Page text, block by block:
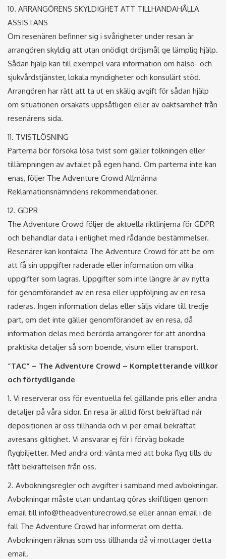
10. ARRANGÖRENS SKYLDIGHET ATT TILLHANDAHÅLLA
ASSISTANS
Om resenären befinner sig i svårigheter under resan är
arrangören skyldig att utan onödigt dröjsmål ge lämplig hjälp.
Sådan hjälp kan till exempel vara information om hälso- och
sjukvårdstjänster, lokala myndigheter och konsulärt stöd.
Arrangören har rätt att ta ut en skälig avgift för sådan hjälp
om situationen orsakats uppsåtligen eller av oaktsamhet från
resenärens sida.
11. TVISTLÖSNING
Parterna bör försöka lösa tvist som gäller tolkningen eller
tillämpningen av avtalet på egen hand. Om parterna inte kan
enas, följer The Adventure Crowd Allmänna
Reklamationsnämndens rekommendationer.
12. GDPR
The Adventure Crowd följer de aktuella riktlinjerna för GDPR
och behandlar data i enlighet med rådande bestämmelser.
Resenärer kan kontakta The Adventure Crowd för att be om
att få sin uppgifter raderade eller information om vilka
uppgifter som lagras. Uppgifter som inte längre är av nytta
för genomförandet av en resa eller uppföljning av en resa
raderas. Ingen information delas eller säljs vidare till tredje
part, om det inte gäller genomförandet av en resa, då
information delas med berörda arrangörer för att anordna
praktiska detaljer så som boende, visum eller transport.
”TAC” – The Adventure Crowd – Kompletterande villkor
och förtydligande
1. Vi reserverar oss för eventuella fel gällande pris eller andra
detaljer på våra sidor. En resa är alltid först bekräftad när
depositionen är oss tillhanda och vi per email bekräftat
avresans giltighet. Vi ansvarar ej för i förväg bokade
flygbiljetter. Med andra ord: vänta med att boka flyg tills du
fått bekräftelsen från oss.
2. Avbokningsregler och avgifter i samband med avbokningar.
Avbokningar måste utan undantag göras skriftligen genom
email till info@theadventurecrowd.se eller annan email i de
fall The Adventure Crowd har informerat om detta.
Avbokningen räknas som oss tillhanda då vi mottager detta
email.